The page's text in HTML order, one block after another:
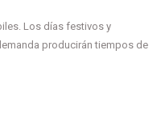
Los días festivos y
producirán tiempos de